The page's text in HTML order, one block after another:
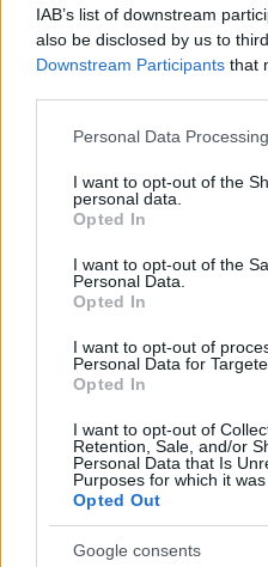
IAB’s list of downstream
also be disclosed by us to
Downstream Participants that
Please note that this website/
not limited to your visit or
grant or deny consent to
use your data for below
consent section.
Personal Data
I want to opt-out of the
personal data.
Opted In
I want to opt-out of the
Personal Data.
Opted In
I want to opt-out of
Personal Data for
Opted In
I want to opt-out of
Retention, Sale, and/or
Personal Data that Is
Purposes for which it was
Opted Out
Google consents
újraalkotni....
Szolnok
2026.08.07. Horváth Zsolt
Györfi Mihály több tucat
a kerékpárgyár
Rövid idő alatt számos
azoknak a munkavállalóknak,